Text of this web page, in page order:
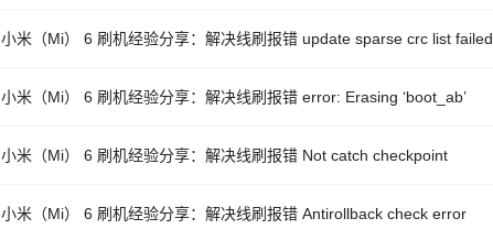
小米（Mi） 6 刷机经验分享：解决线刷报错 update sparse crc list failed
小米（Mi） 6 刷机经验分享：解决线刷报错 error: Erasing ‘boot_ab’
小米（Mi） 6 刷机经验分享：解决线刷报错 Not catch checkpoint
小米（Mi） 6 刷机经验分享：解决线刷报错 Antirollback check error